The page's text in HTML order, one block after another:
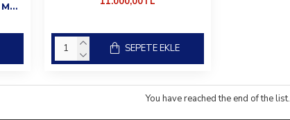
Spring Water Gordion LG Membranlı 10 Aşamalı Su Arıtma Cihazı
SEPETE EKLE
You have reached the end of the list.